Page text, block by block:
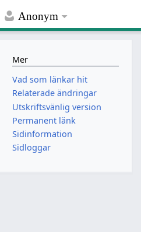
Anonym
Mer
Vad som länkar hit
Relaterade ändringar
Utskriftsvänlig version
Permanent länk
Sidinformation
Sidloggar